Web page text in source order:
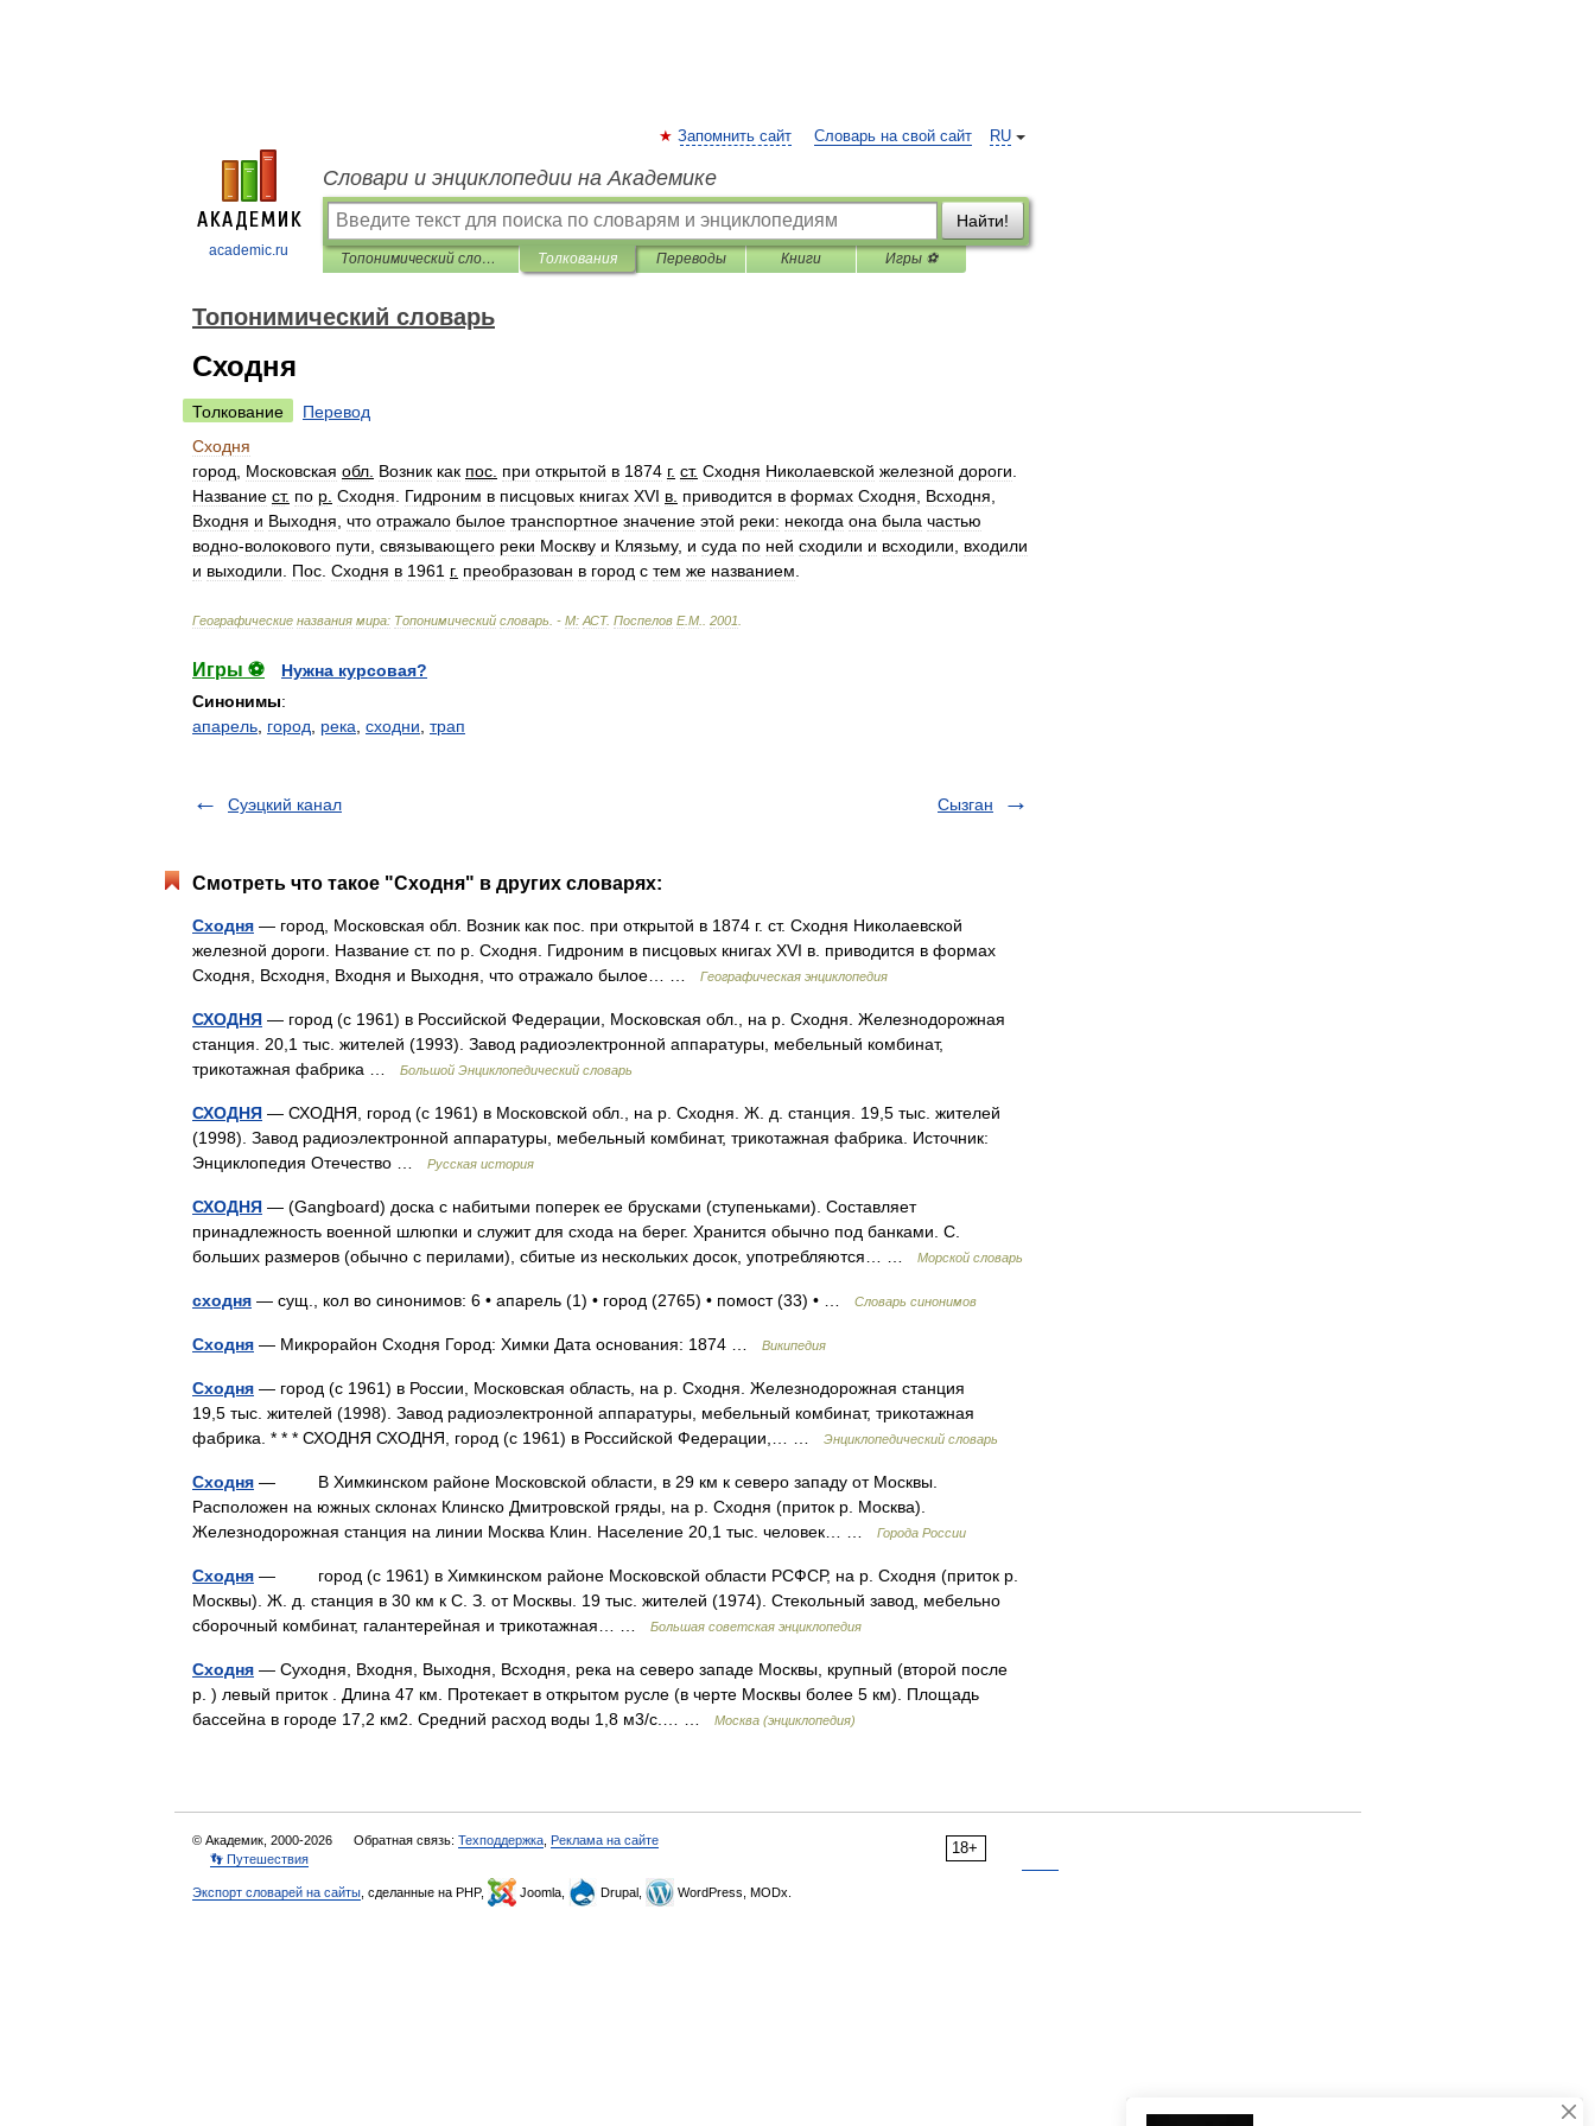
academic.ru
RU
Запомнить сайт Словарь на свой сайт
Словари и энциклопедии на Академике
Найти!
Топонимический словарь Толкования Переводы Книги Игры ⚽
Топонимический словарь
Сходня
Толкование
Перевод
Сходня
город
Московская обл Возник как пос при открытой в 1874 г. ст. Сходня Николаевской железной дороги
Название ст. по р Сходня Гидроним в писцовых книгах XVI в приводится в формах Сходня Всходня
Входня и Выходня что отражало былое транспортное значение этой реки: некогда она была частью
водно-волокового пути связывающего реки Москву и Клязьму, и суда по ней сходили и всходили
входили
и выходили Пос Сходня в 1961 г. преобразован в город с тем же названием
Географические названия мира: Топонимический словарь . - М: АСТ. Поспелов Е.М 2001
Игры ⚽
Нужна курсовая?
Синонимы:
апарель город река сходни трап
Суэцкий канал Сызган
Смотреть что такое "Сходня" в других словарях:
Сходня — город, Московская обл. Возник как пос. при открытой в 1874 г. ст. Сходня Николаевской
железной дороги. Название ст. по р. Сходня. Гидроним в писцовых книгах XVI в. приводится в формах
Сходня, Всходня, Входня и Выходня, что отражало былое… …
Географическая энциклопедия
СХОДНЯ — город (с 1961) в Российской Федерации, Московская обл., на р. Сходня. Железнодорожная
станция. 20,1 тыс. жителей (1993). Завод радиоэлектронной аппаратуры, мебельный комбинат,
трикотажная фабрика …
Большой Энциклопедический словарь
СХОДНЯ — СХОДНЯ, город (с 1961) в Московской обл., на р. Сходня. Ж. д. станция. 19,5 тыс. жителей
(1998). Завод радиоэлектронной аппаратуры, мебельный комбинат, трикотажная фабрика. Источник:
Энциклопедия Отечество …
Русская история
СХОДНЯ — (Gangboard) доска с набитыми поперек ее брусками (ступеньками). Составляет
принадлежность военной шлюпки и служит для схода на берег. Хранится обычно под банками. С.
больших размеров (обычно с перилами), сбитые из нескольких досок, употребляются… …
Морской словарь
сходня — сущ., кол во синонимов: 6 • апарель (1) • город (2765) • помост (33) • … Словарь синонимов
Сходня — Микрорайон Сходня Город: Химки Дата основания: 1874 … Википедия
Сходня — город (с 1961) в России, Московская область, на р. Сходня. Железнодорожная станция
19,5 тыс. жителей (1998). Завод радиоэлектронной аппаратуры, мебельный комбинат, трикотажная
фабрика. * * * СХОДНЯ СХОДНЯ, город (с 1961) в Российской Федерации,… …
Энциклопедический словарь
Сходня — В Химкинском районе Московской области, в 29 км к северо западу от Москвы.
Расположен на южных склонах Клинско Дмитровской гряды, на р. Сходня (приток р. Москва).
Железнодорожная станция на линии Москва Клин. Население 20,1 тыс. человек… …
Города России
Сходня — город (с 1961) в Химкинском районе Московской области РСФСР, на р. Сходня (приток р.
Москвы). Ж. д. станция в 30 км к С. З. от Москвы. 19 тыс. жителей (1974). Стекольный завод, мебельно
сборочный комбинат, галантерейная и трикотажная… …
Большая советская энциклопедия
Сходня — Суходня, Входня, Выходня, Всходня, река на северо западе Москвы, крупный (второй после
р. ) левый приток . Длина 47 км. Протекает в открытом русле (в черте Москвы более 5 км). Площадь
бассейна в городе 17,2 км2. Средний расход воды 1,8 м3/с.… …
Москва (энциклопедия)
18+
© Академик, 2000-2026 Обратная связь: Техподдержка Реклама на сайте
👣 Путешествия
Экспорт словарей на сайты , сделанные на PHP, Joomla, Drupal, WordPress, MODx.